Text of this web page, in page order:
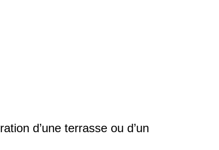
d’une terrasse ou d’un